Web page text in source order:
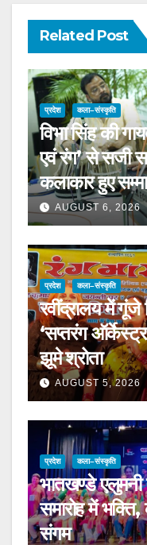
Related Post
प्रदेश कला–संस्कृति
विभा सिंह की
एवं रंग’ से सजी
कलाकार हुए
AUGUST 6, 2026
प्रदेश कला–संस्कृति
रवींद्रालय में
‘सप्तरंग
झूमे श्रोता
AUGUST 5, 2026
प्रदेश कला–संस्कृति
भातखण्डे
समारोह में
संगम